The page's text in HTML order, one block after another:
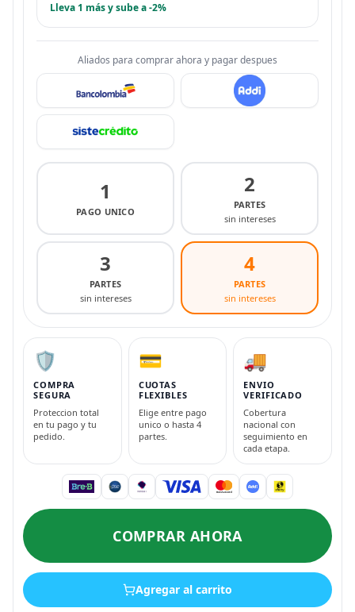
Lleva 1 más y sube a -2%
Aliados para comprar ahora y pagar despues
1
PAGO UNICO
2
PARTES
sin intereses
3
PARTES
sin intereses
4
PARTES
sin intereses
🛡️
COMPRA
SEGURA
Proteccion total
en tu pago y tu
pedido.
💳
CUOTAS
FLEXIBLES
Elige entre pago
unico o hasta 4
partes.
🚚
ENVIO
VERIFICADO
Cobertura
nacional con
seguimiento en
cada etapa.
COMPRAR AHORA
Agregar al carrito